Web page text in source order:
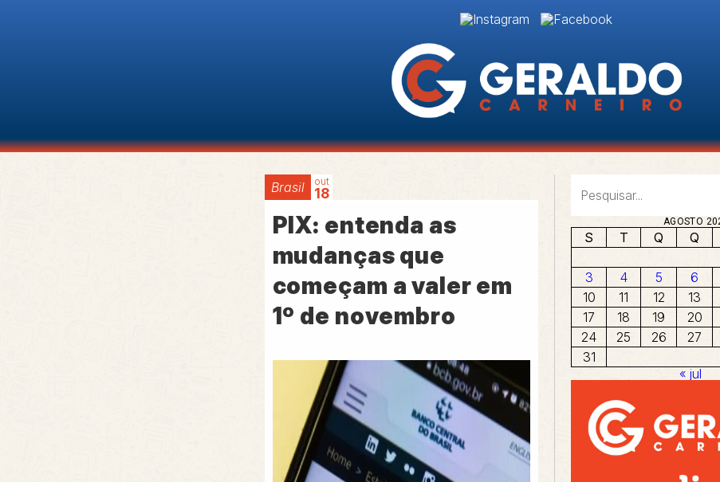
Brasil 18
out
PIX: entenda as
mudanças que
começam a valer em
1º de novembro
AGOSTO
S T Q Q
3
4 5 6
10
11 12 13
17
18 19 20
24
25 26 27
31
« jul